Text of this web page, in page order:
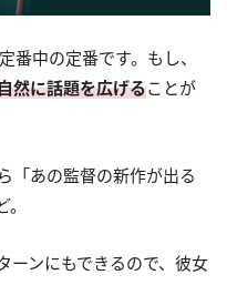
番中の定番です。もし、
然に話題を広げることが
「あの監督の新作が出る
ーンにもできるので、彼女